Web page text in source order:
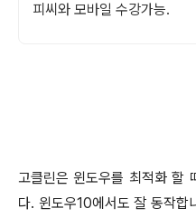
피씨와 모바일 수강가능.
고클린은 윈도우를 최적화 할
다. 윈도우10에서도 잘 동작합